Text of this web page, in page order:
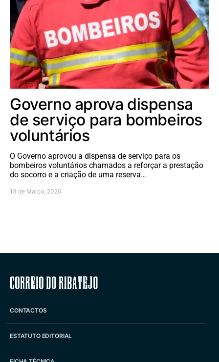
Governo aprova dispensa
de serviço para bombeiros
voluntários
O Governo aprovou a dispensa de serviço para os
bombeiros voluntários chamados a reforçar a prestação
do socorro e a criação de uma reserva…
13 de Março, 2020
Correio do Ribatejo
CONTACTOS
ESTATUTO EDITORIAL